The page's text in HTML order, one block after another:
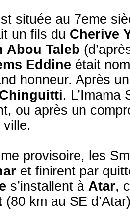
située au 7eme
un fils du Cherive
Abou Taleb
Eddine était
honneur. Après
Chinguitti. L’Imama
ou après un
ville.
provisoire, les
et finirent par
s’installent à Atar,
(80 km au SE